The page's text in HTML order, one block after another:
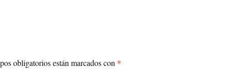
obligatorios están marcados con *